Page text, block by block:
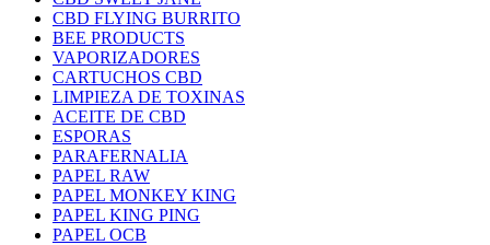
CBD FLYING BURRITO
BEE PRODUCTS
VAPORIZADORES
CARTUCHOS CBD
LIMPIEZA DE TOXINAS
ACEITE DE CBD
ESPORAS
PARAFERNALIA
PAPEL RAW
PAPEL MONKEY KING
PAPEL KING PING
PAPEL OCB